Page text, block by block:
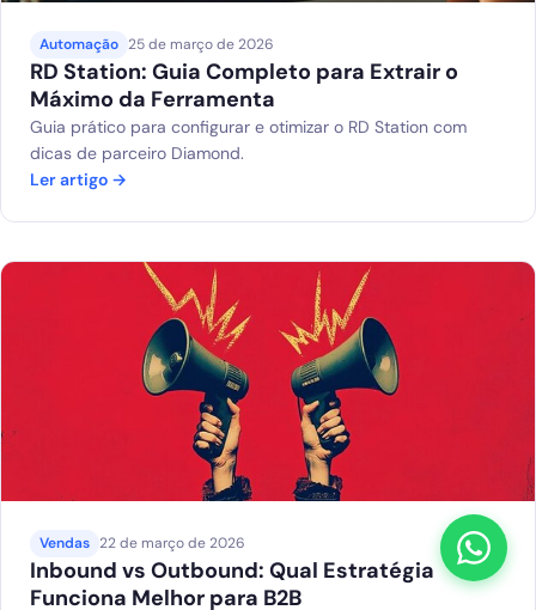
Automação 25 de março de 2026
RD Station: Guia Completo para Extrair o
Máximo da Ferramenta
Guia prático para configurar e otimizar o RD Station com
dicas de parceiro Diamond.
Ler artigo →
Vendas 22 de março de 2026
Inbound vs Outbound: Qual Estratégia
Funciona Melhor para B2B